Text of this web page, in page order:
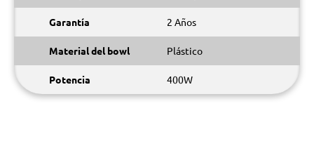
Garantía 2 Años
Material del bowl Plástico
Potencia 400W